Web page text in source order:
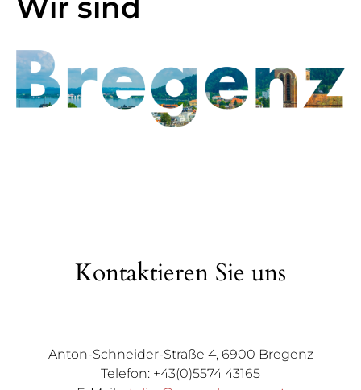
Wir sind
Kontaktieren Sie uns
Anton-Schneider-Straße 4, 6900 Bregenz
Telefon: +43(0)5574 43165